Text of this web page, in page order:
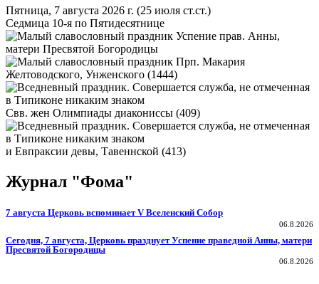
Пятница, 7 августа 2026 г. (25 июля ст.ст.)
Седмица 10-я по Пятидесятнице
Успение прав. Анны,
матери Пресвятой Богородицы
Прп. Макария
Желтоводского, Унженского (1444)
Свв. жен Олимпиады диакониссы (409)
и Евпраксии девы, Тавеннской (413)
Журнал "Фома"
7 августа Церковь вспоминает V Вселенский Собор
06.8.2026
Сегодня, 7 августа, Церковь празднует Успение праведной Анны, матери
Пресвятой Богородицы
06.8.2026